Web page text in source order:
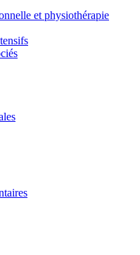
et physiothérapie